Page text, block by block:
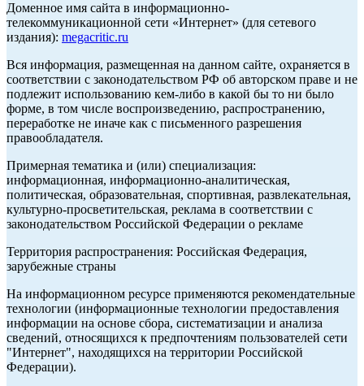
Доменное имя сайта в информационно-
телекоммуникационной сети «Интернет» (для сетевого
издания): megacritic.ru
Вся информация, размещенная на данном сайте, охраняется в
соответствии с законодательством РФ об авторском праве и не
подлежит использованию кем-либо в какой бы то ни было
форме, в том числе воспроизведению, распространению,
переработке не иначе как с письменного разрешения
правообладателя.
Примерная тематика и (или) специализация:
информационная, информационно-аналитическая,
политическая, образовательная, спортивная, развлекательная,
культурно-просветительская, реклама в соответствии с
законодательством Российской Федерации о рекламе
Территория распространения: Российская Федерация,
зарубежные страны
На информационном ресурсе применяются рекомендательные
технологии (информационные технологии предоставления
информации на основе сбора, систематизации и анализа
сведений, относящихся к предпочтениям пользователей сети
"Интернет", находящихся на территории Российской
Федерации).